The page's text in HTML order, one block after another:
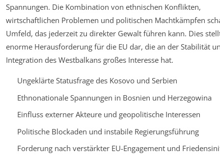
Spannungen. Die Kombination von ethnischen Konflikten,
wirtschaftlichen Problemen und politischen Machtkämpfen
Umfeld, das jederzeit zu direkter Gewalt führen kann. Dies
enorme Herausforderung für die EU dar, die an der Stabilität
Integration des Westbalkans großes Interesse hat.
Ungeklärte Statusfrage des Kosovo und Serbien
Ethnonationale Spannungen in Bosnien und Herzegowina
Einfluss externer Akteure und geopolitische Interessen
Politische Blockaden und instabile Regierungsführung
Forderung nach verstärkter EU-Engagement und